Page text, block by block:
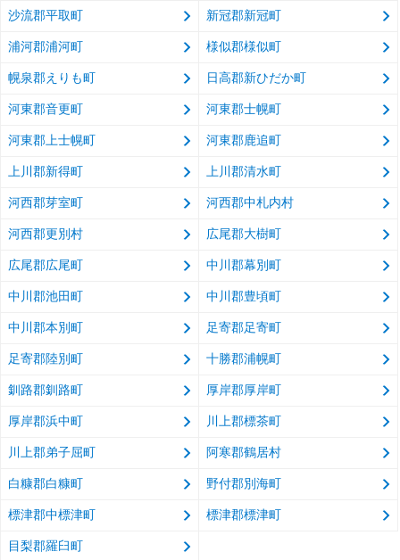
沙流郡平取町 新冠郡新冠町
浦河郡浦河町 様似郡様似町
幌泉郡えりも町 日高郡新ひだか町
河東郡音更町 河東郡士幌町
河東郡上士幌町 河東郡鹿追町
上川郡新得町 上川郡清水町
河西郡芽室町 河西郡中札内村
河西郡更別村 広尾郡大樹町
広尾郡広尾町 中川郡幕別町
中川郡池田町 中川郡豊頃町
中川郡本別町 足寄郡足寄町
足寄郡陸別町 十勝郡浦幌町
釧路郡釧路町 厚岸郡厚岸町
厚岸郡浜中町 川上郡標茶町
川上郡弟子屈町 阿寒郡鶴居村
白糠郡白糠町 野付郡別海町
標津郡中標津町 標津郡標津町
目梨郡羅臼町